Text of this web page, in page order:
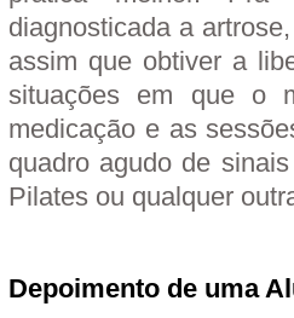
diagnosticada a
assim que obtiver a
situações em que o
medicação e as
quadro agudo de
Pilates ou qualquer
Depoimento de uma